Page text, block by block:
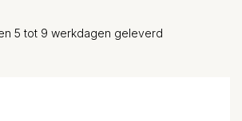
5 tot 9 werkdagen geleverd